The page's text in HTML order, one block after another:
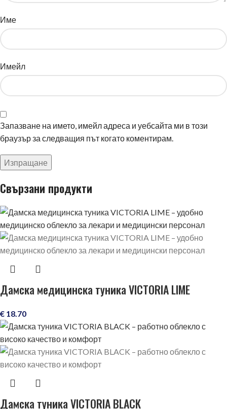
Име
Имейл
Запазване на името, имейл адреса и уебсайта ми в този
браузър за следващия път когато коментирам.
Свързани продукти
Дамска медицинска туника VICTORIA LIME
€ 18.70
Дамска туника VICTORIA BLACK